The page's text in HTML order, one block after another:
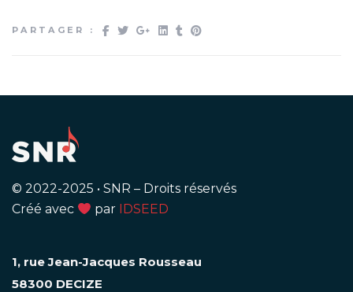
PARTAGER :
© 2022-2025 • SNR – Droits réservés
Créé avec
par IDSEED
1, rue Jean-Jacques Rousseau
58300 DECIZE